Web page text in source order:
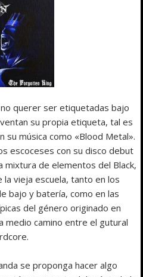
querer ser etiquetadas bajo
su propia etiqueta, tal es
su música como «Blood Metal».
escoceses con su disco debut
mixtura de elementos del Black,
vieja escuela, tanto en los
bajo y batería, como en las
del género originado en
medio camino entre el gutural
se proponga hacer algo